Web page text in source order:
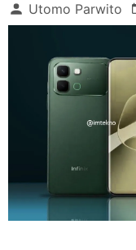
Utomo Parwito